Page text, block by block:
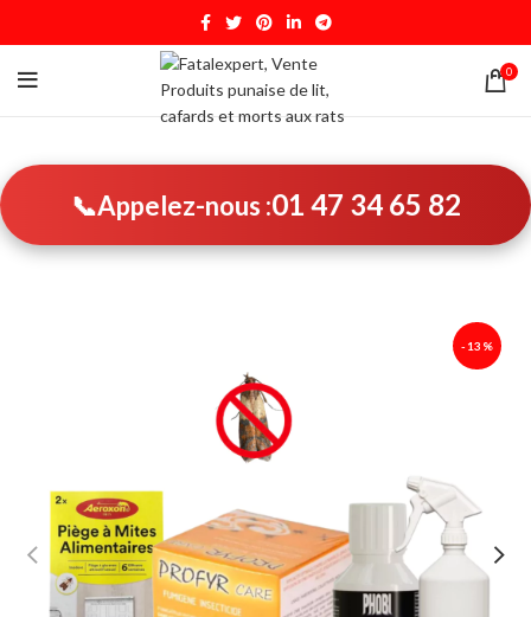
0
📞Appelez-nous :01 47 34 65 82
-13%